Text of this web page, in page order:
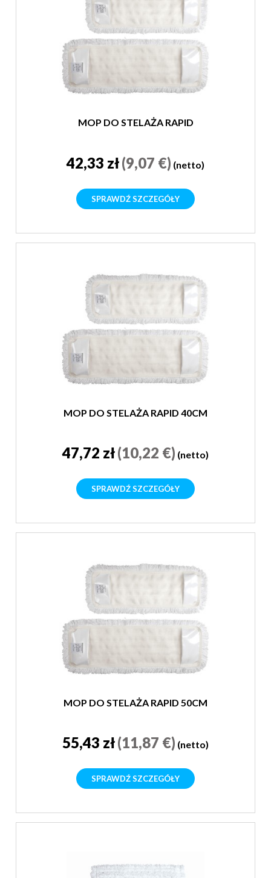
MOP DO STELAŻA RAPID
42,33 zł(9,07 €) (netto)
SPRAWDŹ SZCZEGÓŁY
MOP DO STELAŻA RAPID 40CM
47,72 zł(10,22 €) (netto)
SPRAWDŹ SZCZEGÓŁY
MOP DO STELAŻA RAPID 50CM
55,43 zł(11,87 €) (netto)
SPRAWDŹ SZCZEGÓŁY